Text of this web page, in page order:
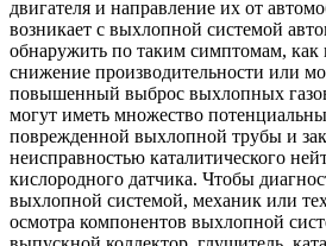
двигателя и направление их от
возникает с выхлопной системой
обнаружить по таким симптомам,
снижение производительности или
повышенный выброс выхлопных
могут иметь множество
поврежденной выхлопной трубы и
неисправностью каталитического
кислородного датчика. Чтобы
выхлопной системой, механик или
осмотра компонентов выхлопной